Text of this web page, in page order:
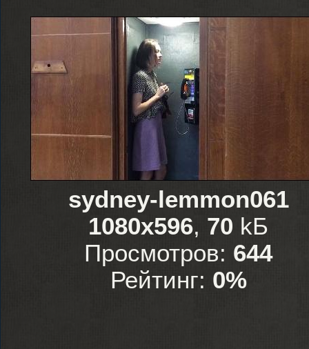
sydney-lemmon061
1080x596, 70 kБ
Просмотров: 644
Рейтинг: 0%